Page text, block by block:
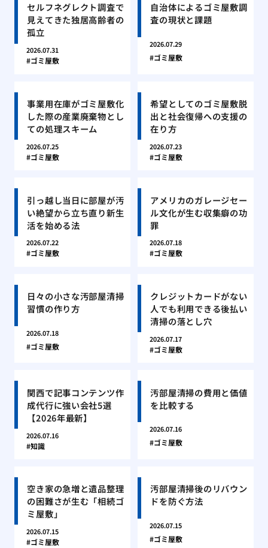
セルフネグレクト調査で
見えてきた独居高齢者の
孤立
2026.07.31
ゴミ屋敷
自治体によるゴミ屋敷調
査の現状と課題
2026.07.29
ゴミ屋敷
事業用在庫がゴミ屋敷化
した際の産業廃棄物とし
ての処理スキーム
2026.07.25
ゴミ屋敷
希望としてのゴミ屋敷脱
出と社会復帰への支援の
在り方
2026.07.23
ゴミ屋敷
引っ越し当日に部屋が汚
い絶望から立ち直り新生
活を始める法
2026.07.22
ゴミ屋敷
アメリカのガレージセー
ル文化が生む収集癖の功
罪
2026.07.18
ゴミ屋敷
日々の小さな汚部屋清掃
習慣の作り方
2026.07.18
ゴミ屋敷
クレジットカードがない
人でも利用できる後払い
清掃の落とし穴
2026.07.17
ゴミ屋敷
関西で記事コンテンツ作
成代行に強い会社5選
【2026年最新】
2026.07.16
知識
汚部屋清掃の費用と価値
を比較する
2026.07.16
ゴミ屋敷
空き家の急増と遺品整理
の困難さが生む「相続ゴ
ミ屋敷」
2026.07.15
ゴミ屋敷
汚部屋清掃後のリバウン
ドを防ぐ方法
2026.07.15
ゴミ屋敷